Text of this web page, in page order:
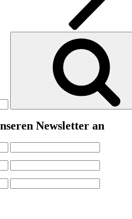
Newsletter an